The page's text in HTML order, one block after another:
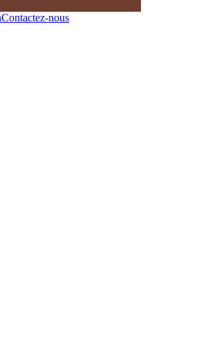
Contactez-nous